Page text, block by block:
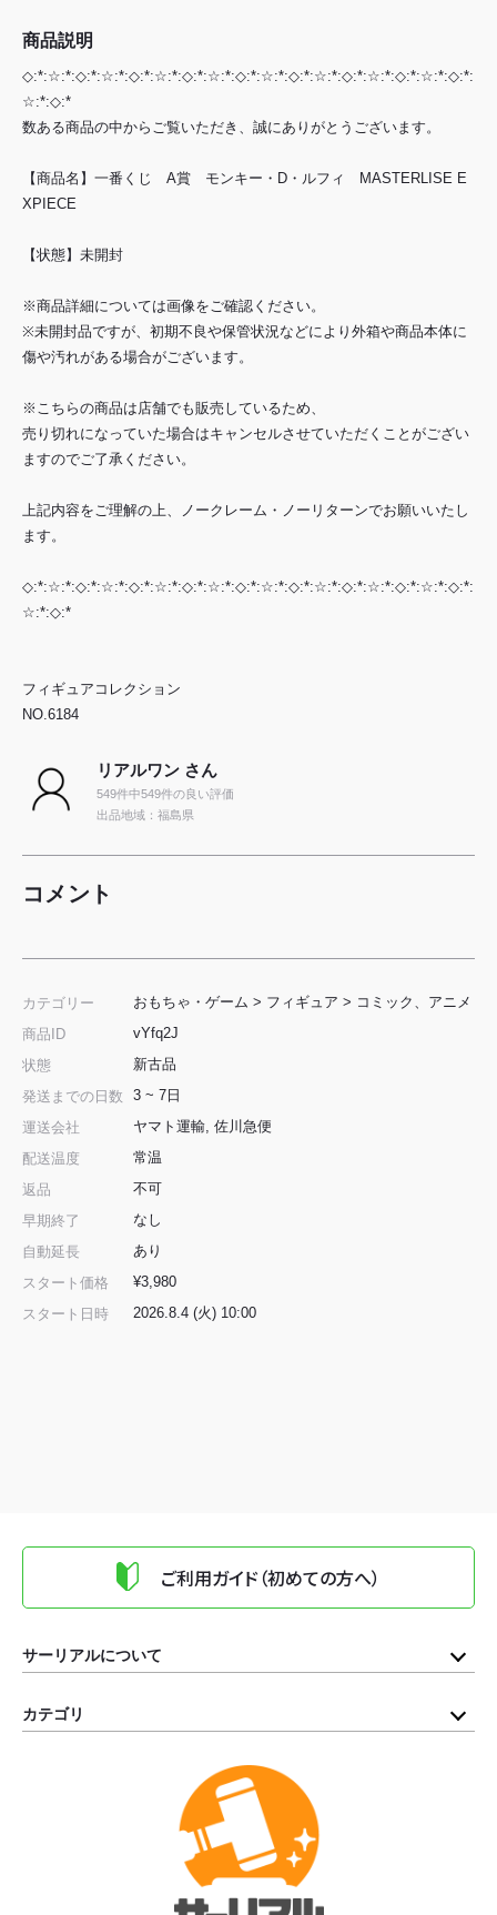
商品説明
◇:*:☆:*:◇:*:☆:*:◇:*:☆:*:◇:*:☆:*:◇:*:☆:*:◇:*:☆:*:◇:*:☆:*:◇:*:☆:*:◇:*:
☆:*:◇:*
数ある商品の中からご覧いただき、誠にありがとうございます。
【商品名】一番くじ A賞 モンキー・D・ルフィ MASTERLISE E
XPIECE
【状態】未開封
※商品詳細については画像をご確認ください。
※未開封品ですが、初期不良や保管状況などにより外箱や商品本体に
傷や汚れがある場合がございます。
※こちらの商品は店舗でも販売しているため、
売り切れになっていた場合はキャンセルさせていただくことがござい
ますのでご了承ください。
上記内容をご理解の上、ノークレーム・ノーリターンでお願いいたし
ます。
◇:*:☆:*:◇:*:☆:*:◇:*:☆:*:◇:*:☆:*:◇:*:☆:*:◇:*:☆:*:◇:*:☆:*:◇:*:☆:*:◇:*:
☆:*:◇:*
フィギュアコレクション
NO.6184
リアルワン さん
549件中549件の良い評価
出品地域：福島県
コメント
カテゴリー おもちゃ・ゲーム > フィギュア > コミック、アニメ
商品ID
vYfq2J
状態
新古品
発送までの日数
3 ~ 7日
運送会社
ヤマト運輸, 佐川急便
配送温度
常温
返品
不可
早期終了
なし
自動延長
あり
スタート価格
¥3,980
スタート日時
2026.8.4 (火) 10:00
ご利用ガイド（初めての方へ）
サーリアルについて
カテゴリ